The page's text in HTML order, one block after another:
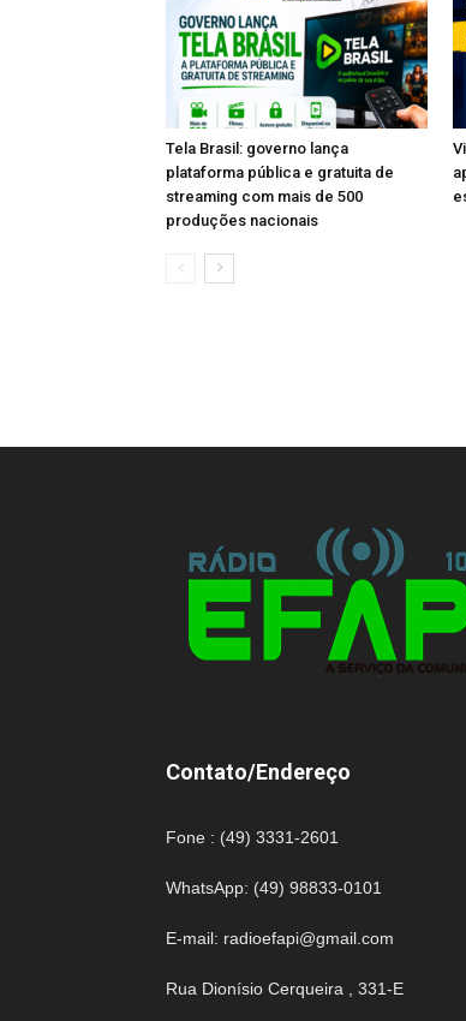
Tela Brasil: governo lança
plataforma pública e gratuita de
streaming com mais de 500
produções nacionais
Contato/Endereço
Fone : (49) 3331-2601
WhatsApp: (49) 98833-0101
E-mail: radioefapi@gmail.com
Rua Dionísio Cerqueira , 331-E